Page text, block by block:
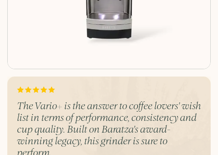
The Vario+ is the answer to coffee lovers' wish
list in terms of performance, consistency and
cup quality. Built on Baratza's award-
winning legacy, this grinder is sure to